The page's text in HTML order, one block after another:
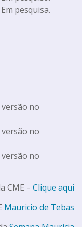
pesquisa.
versão no
no
no
CME – Clique aqui
Mauricio de Tebas